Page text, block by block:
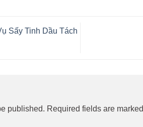
Sấy Tinh Dầu Tách
published. Required fields are marked